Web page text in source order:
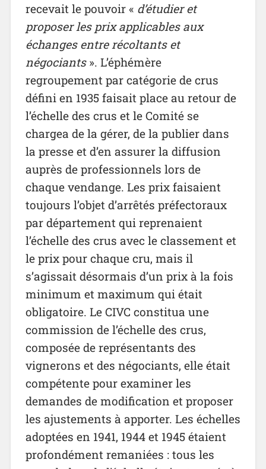
recevait le pouvoir « d’étudier et
proposer les prix applicables aux
échanges entre récoltants et
négociants». L’éphémère
regroupement par catégorie de crus
défini en 1935 faisait place au retour de
l’échelle des crus et le Comité se
chargea de la gérer, de la publier dans
la presse et d’en assurer la diffusion
auprès de professionnels lors de
chaque vendange. Les prix faisaient
toujours l’objet d’arrêtés préfectoraux
par département qui reprenaient
l’échelle des crus avec le classement et
le prix pour chaque cru, mais il
s’agissait désormais d’un prix à la fois
minimum et maximum qui était
obligatoire. Le CIVC constitua une
commission de l’échelle des crus,
composée de représentants des
vignerons et des négociants, elle était
compétente pour examiner les
demandes de modification et proposer
les ajustements à apporter. Les échelles
adoptées en 1941, 1944 et 1945 étaient
profondément remaniées : tous les